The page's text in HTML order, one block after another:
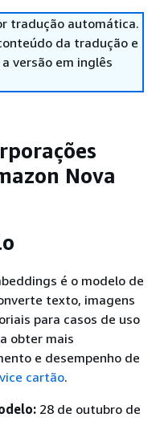
tradução automática.
da tradução e
versão em inglês
Nova
é o modelo de
texto, imagens
para casos de uso
obter mais
e desempenho de
cartão.
28 de outubro de